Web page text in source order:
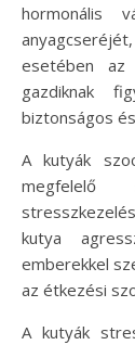
hormonális
esetében
gazdiknak
biztonságos
A kutyák
megfelelő
kutya
emberekkel
az étkezési
A kutyák